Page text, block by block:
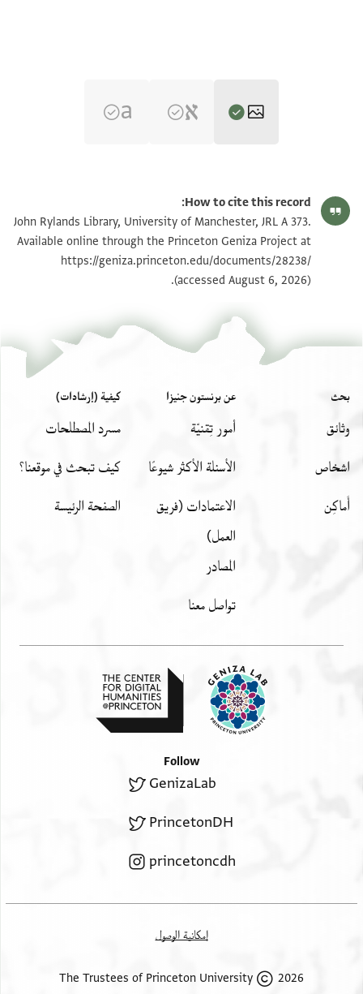
JRL A 373 1 / 1 leaf, verso تكبير و تدوير
بيان أذونات الصورة
How to cite this record:
John Rylands Library, University of Manchester, JRL A 373.
Available online through the Princeton Geniza Project at
https://geniza.princeton.edu/documents/28238/
(accessed August 6, 2026).
بحث
وثائق
اشخاص
أَماكِن
عن برنستون جنيزا
أمور تِقنيّة
الأسئلة الأكثر شيوعًا
الاعتمادات (فريق
العمل)
المصادر
تواصل معنا
كيفية (إرشادات)
مسرد المصطلحات
كيف تبحث في موقعنا؟
الصفحة الرئيسة
Follow
GenizaLab
PrincetonDH
princetoncdh
إمكانية الوصول
2026 The Trustees of Princeton University